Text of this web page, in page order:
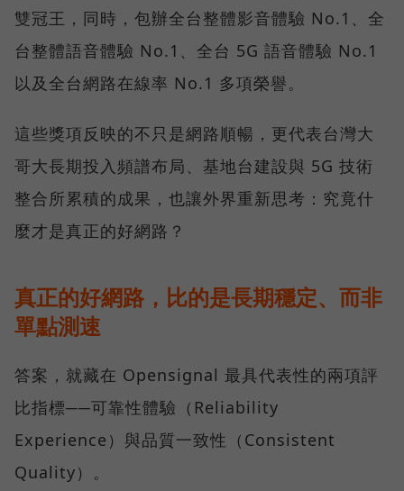
雙冠王，同時，包辦全台整體影音體驗 No.1、全
台整體語音體驗 No.1、全台 5G 語音體驗 No.1
以及全台網路在線率 No.1 多項榮譽。
這些獎項反映的不只是網路順暢，更代表台灣大
哥大長期投入頻譜布局、基地台建設與 5G 技術
整合所累積的成果，也讓外界重新思考：究竟什
麼才是真正的好網路？
真正的好網路，比的是長期穩定、而非
單點測速
答案，就藏在 Opensignal 最具代表性的兩項評
比指標──可靠性體驗（Reliability
Experience）與品質一致性（Consistent
Quality）。